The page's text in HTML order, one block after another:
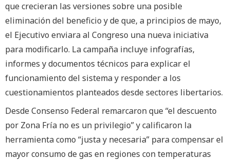
que crecieran las versiones sobre una posible
eliminación del beneficio y de que, a principios de mayo,
el Ejecutivo enviara al Congreso una nueva iniciativa
para modificarlo. La campaña incluye infografías,
informes y documentos técnicos para explicar el
funcionamiento del sistema y responder a los
cuestionamientos planteados desde sectores libertarios.
Desde Consenso Federal remarcaron que “el descuento
por Zona Fría no es un privilegio” y calificaron la
herramienta como “justa y necesaria” para compensar el
mayor consumo de gas en regiones con temperaturas